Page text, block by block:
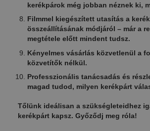
kerékpárok még jobban néznek ki,
Filmmel kiegészített utasítás a
összeállításának módjáról – már a
megtétele előtt mindent tudsz.
Kényelmes vásárlás közvetlenül a
közvetítők nélkül.
Professzionális tanácsadás és
magad tudod, milyen kerékpárt
Tőlünk ideálisan a szükségleteidhez
kerékpárt kapsz. Győződj meg róla!